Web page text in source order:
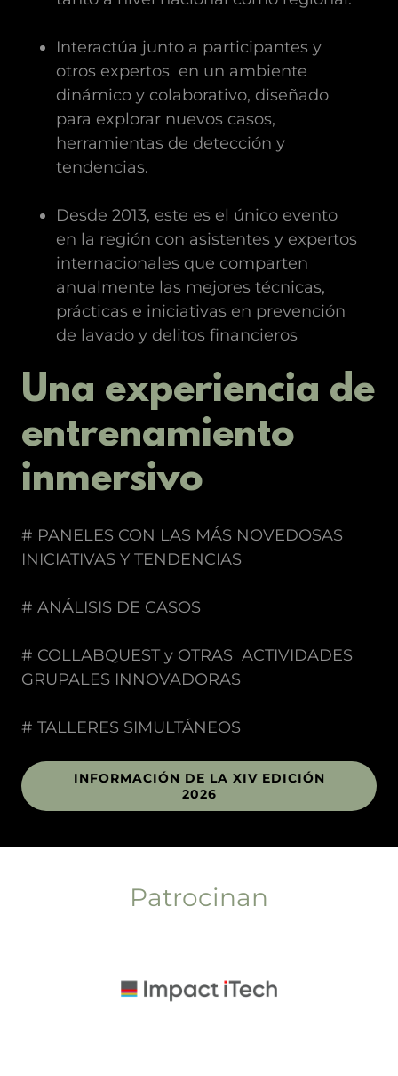
Interactúa junto a participantes y
otros expertos en un ambiente
dinámico y colaborativo, diseñado
para explorar nuevos casos,
herramientas de detección y
tendencias.
Desde 2013, este es el único evento
en la región con asistentes y expertos
internacionales que comparten
anualmente las mejores técnicas,
prácticas e iniciativas en prevención
de lavado y delitos financieros
Una experiencia de
entrenamiento
inmersivo
# PANELES CON LAS MÁS NOVEDOSAS
INICIATIVAS Y TENDENCIAS
# ANÁLISIS DE CASOS
# COLLABQUEST y OTRAS ACTIVIDADES
GRUPALES INNOVADORAS
# TALLERES SIMULTÁNEOS
INFORMACIÓN DE LA XIV EDICIÓN
2026
Patrocinan